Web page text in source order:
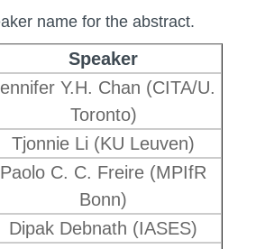
name for the abstract.
Speaker
Y.H. Chan (CITA/U.
Toronto)
Tjonnie Li (KU Leuven)
Paolo C. C. Freire (MPIfR
Bonn)
Dipak Debnath (IASES)